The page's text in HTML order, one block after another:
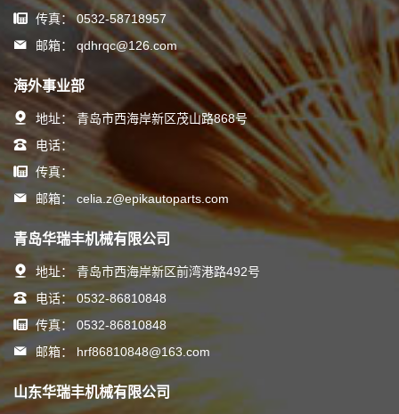
传真： 0532-58718957
邮箱：
qdhrqc@126.com
海外事业部
地址： 青岛市西海岸新区茂山路868号
电话：
传真：
邮箱：
celia.z@epikautoparts.com
青岛华瑞丰机械有限公司
地址：
青岛市西海岸新区前湾港路492号
电话： 0532-86810848
传真：
0532-86810848
邮箱：
hrf86810848@163.com
山东华瑞丰机械有限公司